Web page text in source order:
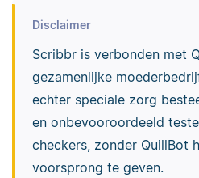
Disclaimer
Scribbr is verbonden met
gezamenlijke
echter speciale zorg
en onbevooroordeeld
checkers, zonder QuillBot
voorsprong te geven.